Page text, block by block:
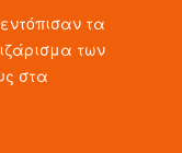
τα
των
στα